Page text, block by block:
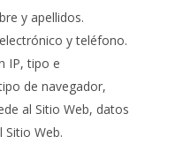
y apellidos.
y teléfono.
IP, tipo e
de navegador,
al Sitio Web, datos
Sitio Web.